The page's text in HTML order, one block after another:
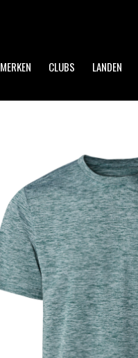
MERKEN CLUBS LANDEN